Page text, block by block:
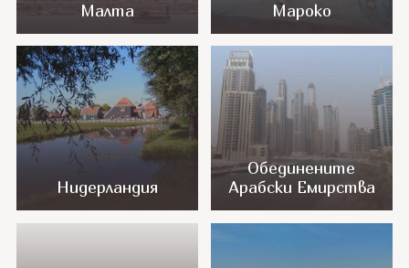
Малта Мароко
Нидерландия
Обединените
Арабски Емирства